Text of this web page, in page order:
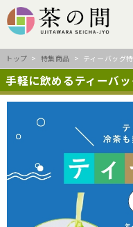
トップ > 特集商品 > ティーバッグ
手軽に飲めるティーバッ